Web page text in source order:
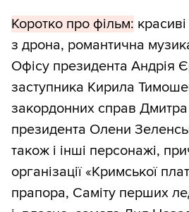
Коротко про фільм:
з дрона, романтична
Офісу президента Андрія
заступника Кирила
закордонних справ
президента Олени
також і інші персонажі,
організації «Кримської
прапора, Саміту перших